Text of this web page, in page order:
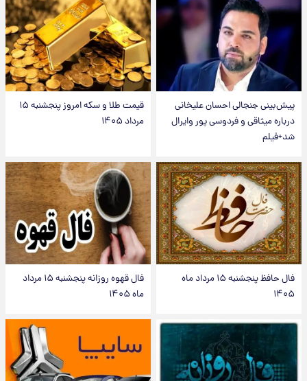
پیش‌بینی جنجالی احسان علیخانی
درباره میثاقی و فردوسی پور وایرال
شد+فیلم
قیمت طلا و سکه امروز پنجشنبه ۱۵
مرداد ۱۴۰۵
فال حافظ پنجشنبه ۱۵ مرداد ماه
۱۴۰۵
فال قهوه روزانه پنجشنبه ۱۵ مرداد
ماه ۱۴۰۵